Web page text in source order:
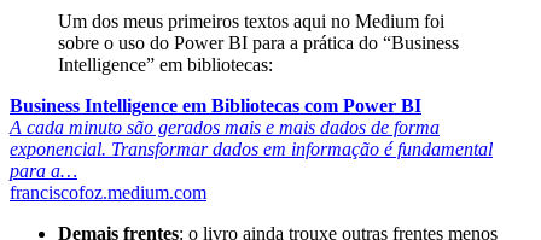
Um dos meus primeiros textos aqui no Medium foi
sobre o uso do Power BI para a prática do “Business
Intelligence” em bibliotecas:
Business Intelligence em Bibliotecas com Power BI
A cada minuto são gerados mais e mais dados de forma
exponencial. Transformar dados em informação é fundamental
para a…
franciscofoz.medium.com
Demais frentes: o livro ainda trouxe outras frentes menos